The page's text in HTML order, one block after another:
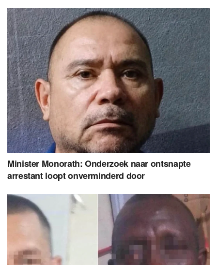
Minister Monorath: Onderzoek naar ontsnapte
arrestant loopt onverminderd door